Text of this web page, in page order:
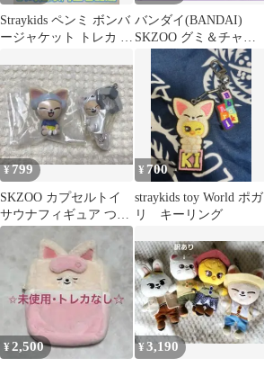
Straykids ペンミ ボンバ
ージャケット トレカ チ
バンダイ(BANDAI)
SKZOO グミ＆チャー
ム ※グミ無し
¥799
SKZOO カプセルトイ
サウナフィギュア つま
つなますこっと フォク
¥ 700
straykids toy World ポガ
リ キーリング
¥2,500 ¥3,190